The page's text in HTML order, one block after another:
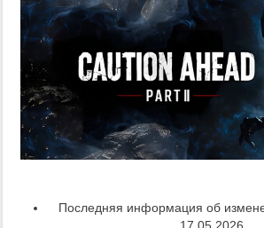
Последняя информация об
17.05.2026